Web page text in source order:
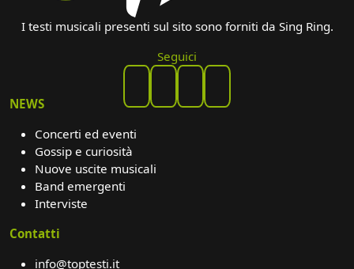
I testi musicali presenti sul sito sono forniti da Sing Ring.
Seguici
NEWS
Concerti ed eventi
Gossip e curiosità
Nuove uscite musicali
Band emergenti
Interviste
Contatti
info@toptesti.it